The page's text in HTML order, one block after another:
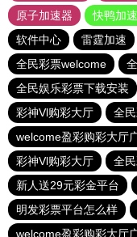
原子加速器
快鸭加
软件中心
雷霆加速
全民彩票welcome
全民娱乐彩票下载安装
彩神Vl购彩大厅
全
welcome盈彩购彩大厅
彩神Vl购彩大厅
全
新人送29元彩金平台
明发彩票平台怎么样
welcome盈彩购彩大厅